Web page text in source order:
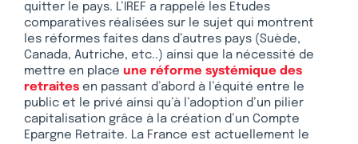
quitter le pays. L’IREF a rappelé les Etudes
comparatives réalisées sur le sujet qui montrent
les réformes faites dans d’autres pays (Suède,
Canada, Autriche, etc..) ainsi que la nécessité de
mettre en place une réforme systémique des
retraites en passant d’abord à l’équité entre le
public et le privé ainsi qu’à l’adoption d’un pilier
capitalisation grâce à la création d’un Compte
Epargne Retraite. La France est actuellement le